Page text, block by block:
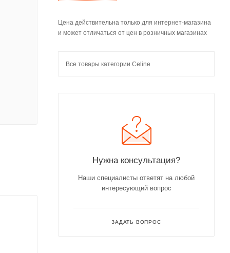
Цена действительна только для интернет-магазина
и может отличаться от цен в розничных магазинах
Все товары категории Celine
Нужна консультация?
Наши специалисты ответят на любой
интересующий вопрос
ЗАДАТЬ ВОПРОС